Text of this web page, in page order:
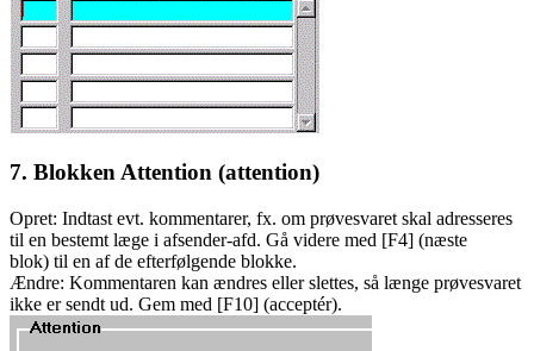
7. Blokken Attention (attention)
Opret: Indtast evt. kommentarer, fx. om prøvesvaret skal adresseres
til en bestemt læge i afsender-afd. Gå videre med [F4] (næste
blok) til en af de efterfølgende blokke.
Ændre: Kommentaren kan ændres eller slettes, så længe prøvesvaret
ikke er sendt ud. Gem med [F10] (acceptér).